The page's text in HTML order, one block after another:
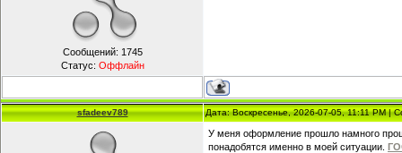
Сообщений: 1745
Статус: Оффлайн
sfadeev789 Дата: Воскресенье, 2026-07-05, 11:11 PM |
У меня оформление прошло намного
понадобятся именно в моей ситуации.